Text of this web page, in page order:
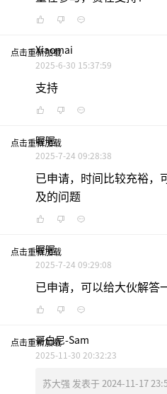
点击重新加载
Xiaomai
2025-6-30 15:37:59
支持
点击重新加载
喔喔
2025-7-24 09:28:38
已申请，时间比较充裕，
及的问题
点击重新加载
喔喔
2025-7-24 09:29:08
已申请，可以给大伙解答
点击重新加载哥白尼-Sam
2025-11-30 20:32:23
苏大强 发表于 2024-11-17